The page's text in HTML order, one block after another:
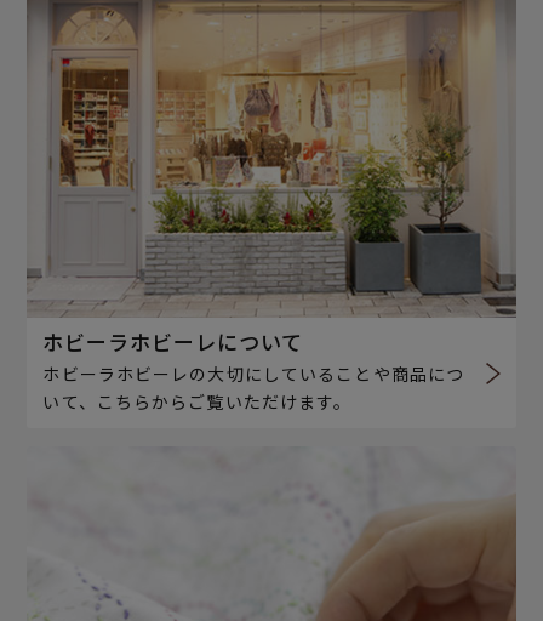
ホビーラホビーレについて
ホビーラホビーレの大切にしていることや商品につ
いて、こちらからご覧いただけます。